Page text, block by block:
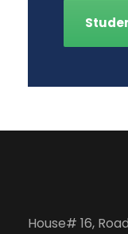
House# 16,